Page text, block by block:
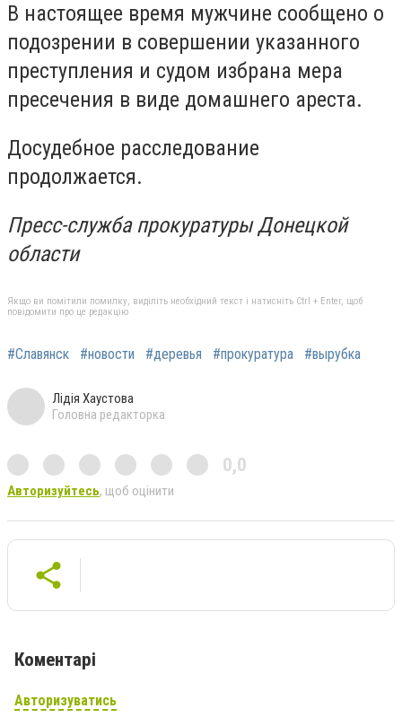
В настоящее время мужчине сообщено о
подозрении в совершении указанного
преступления и судом избрана мера
пресечения в виде домашнего ареста.
Досудебное расследование
продолжается.
Пресс-служба прокуратуры Донецкой
области
Якщо ви помітили помилку, виділіть необхідний текст і натисніть Ctrl + Enter, щоб
повідомити про це редакцію
#Славянск #новости #деревья #прокуратура #вырубка
Лідія Хаустова
Головна редакторка
0,0
Авторизуйтесь, щоб оцінити
Коментарі
Авторизуватись